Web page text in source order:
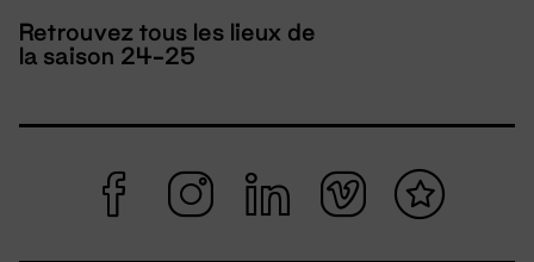
Retrouvez tous les lieux de
la saison 24-25